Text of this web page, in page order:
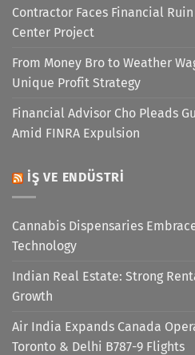
Contractor Faces Financial
Center Project
From Money Bro to Weather
Unique Profit Strategy
Financial Advisor Cho Pleads
Amid FINRA Expulsion
İŞ VE ENDÜSTRI
Cannabis Dispensaries
Technology
Indian Real Estate: Strong
Growth
Air India Expands Canada
Toronto & Delhi B787-9 Flights